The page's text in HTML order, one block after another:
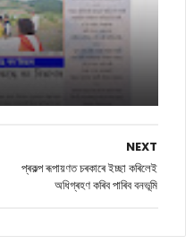
NEXT
প্ৰকল্প ৰূপায়ণত চৰকাৰে ইচ্ছা কৰিলেই
অধিগ্ৰহণ কৰিব পাৰিব বনভূমি